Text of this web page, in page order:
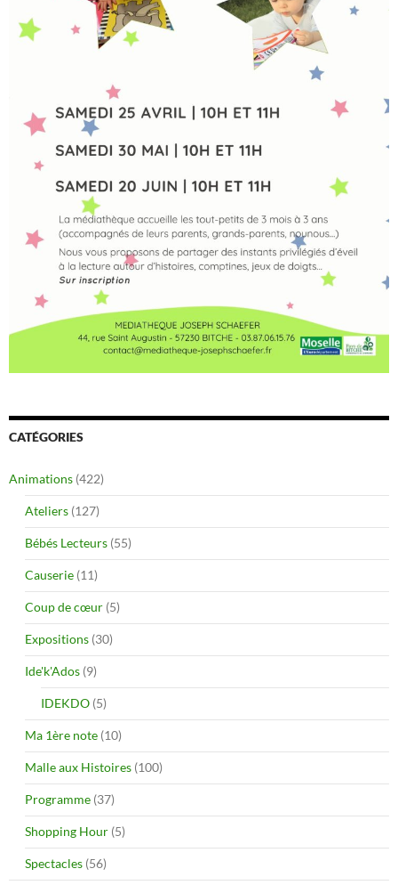
CATÉGORIES
Animations (422)
Ateliers (127)
Bébés Lecteurs (55)
Causerie (11)
Coup de cœur (5)
Expositions (30)
Ide'k'Ados (9)
IDEKDO (5)
Ma 1ère note (10)
Malle aux Histoires (100)
Programme (37)
Shopping Hour (5)
Spectacles (56)